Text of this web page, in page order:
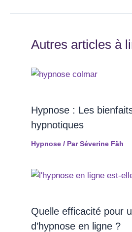
Autres articles à
Hypnose : Les
hypnotiques
Hypnose/ ParSéverine Fäh
Quelle efficacité pour
d’hypnose en ligne ?